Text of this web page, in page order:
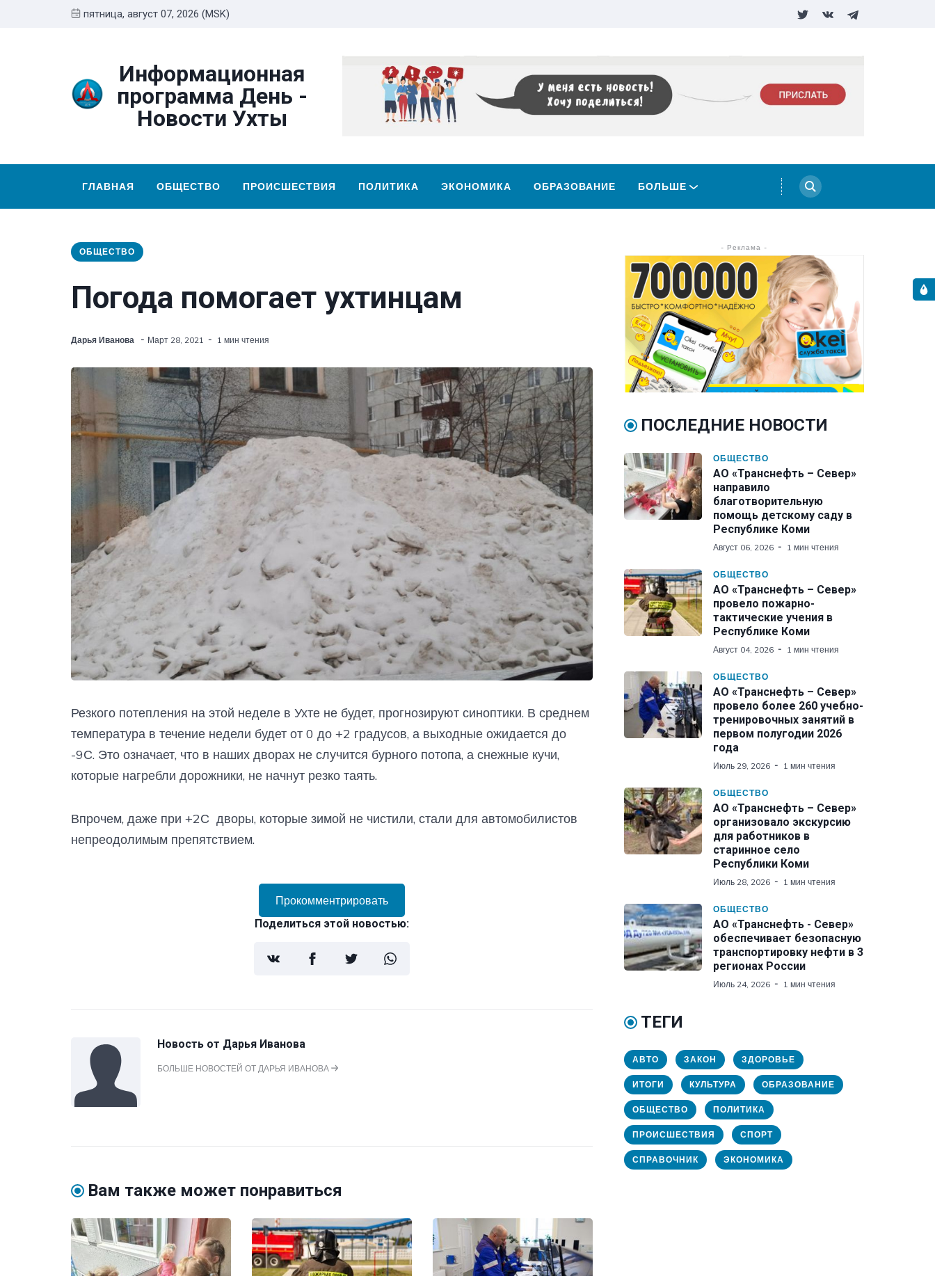
пятница, август 07, 2026 (MSK)
Информационная
программа День -
Новости Ухты
ГЛАВНАЯ ОБЩЕСТВО ПРОИСШЕСТВИЯ ПОЛИТИКА ЭКОНОМИКА ОБРАЗОВАНИЕ БОЛЬШЕ
ОБЩЕСТВО
Погода помогает ухтинцам
Дарья Иванова Март 28, 2021 1 мин чтения
Резкого потепления на этой неделе в Ухте не будет, прогнозируют синоптики. В среднем
температура в течение недели будет от 0 до +2 градусов, а выходные ожидается до
-9С. Это означает, что в наших дворах не случится бурного потопа, а снежные кучи,
которые нагребли дорожники, не начнут резко таять.
Впрочем, даже при +2С дворы, которые зимой не чистили, стали для автомобилистов
непреодолимым препятствием.
Прокомментрировать
Поделиться этой новостью:
Новость от Дарья Иванова
БОЛЬШЕ НОВОСТЕЙ ОТ ДАРЬЯ ИВАНОВА
Вам также может понравиться
- Реклама -
ПОСЛЕДНИЕ НОВОСТИ
ОБЩЕСТВО
АО «Транснефть – Север»
направило
благотворительную
помощь детскому саду в
Республике Коми
Август 06, 2026 1 мин чтения
ОБЩЕСТВО
АО «Транснефть – Север»
провело пожарно-
тактические учения в
Республике Коми
Август 04, 2026 1 мин чтения
ОБЩЕСТВО
АО «Транснефть – Север»
провело более 260 учебно-
тренировочных занятий в
первом полугодии 2026
года
Июль 29, 2026 1 мин чтения
ОБЩЕСТВО
АО «Транснефть – Север»
организовало экскурсию
для работников в
старинное село
Республики Коми
Июль 28, 2026 1 мин чтения
ОБЩЕСТВО
АО «Транснефть - Север»
обеспечивает безопасную
транспортировку нефти в 3
регионах России
Июль 24, 2026 1 мин чтения
ТЕГИ
АВТО ЗАКОН ЗДОРОВЬЕ
ИТОГИ КУЛЬТУРА ОБРАЗОВАНИЕ
ОБЩЕСТВО ПОЛИТИКА
ПРОИСШЕСТВИЯ СПОРТ
СПРАВОЧНИК ЭКОНОМИКА